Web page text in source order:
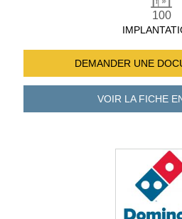
100
DEMANDER UNE
VOIR LA FICHE